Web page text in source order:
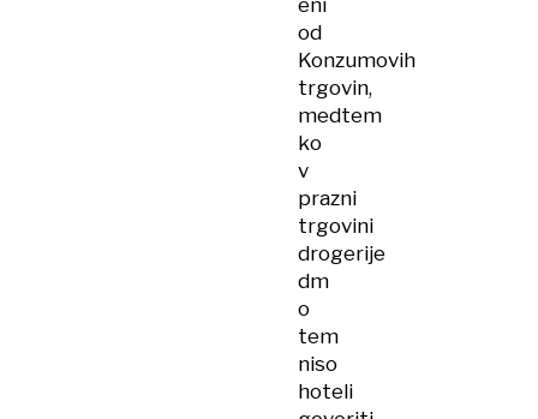
eni
od
Konzumovih
trgovin,
medtem
ko
v
prazni
trgovini
drogerije
dm
o
tem
niso
hoteli